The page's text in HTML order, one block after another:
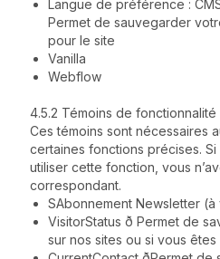
Langue de préférence :
Permet de sauvegarder
pour le site
Vanilla
Webflow
4.5.2 Témoins de fonctionnalité
Ces témoins sont nécessaires
certaines fonctions précises.
utiliser cette fonction, vous
correspondant.
SAbonnement Newsletter (à
VisitorStatus ð Permet de
sur nos sites ou si vous